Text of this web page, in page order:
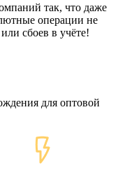
так, что даже
операции не
сбоев в учёте!
для оптовой